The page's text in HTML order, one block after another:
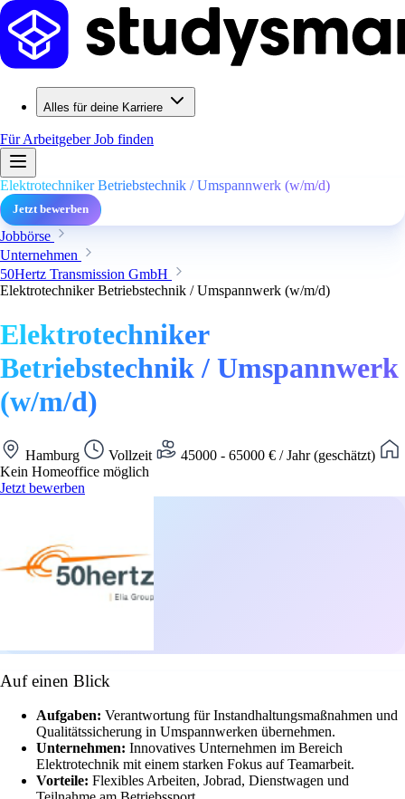
Alles für deine Karriere
Für ArbeitgeberJob finden
Elektrotechniker Betriebstechnik / Umspannwerk (w/m/d)
Jetzt bewerben
Jobbörse
Unternehmen
50Hertz Transmission GmbH
Elektrotechniker Betriebstechnik / Umspannwerk (w/m/d)
Elektrotechniker
Betriebstechnik / Umspannwerk
(w/m/d)
Hamburg Vollzeit
45000 - 65000 € / Jahr (geschätzt)
Kein Homeoffice möglich
Jetzt bewerben
Auf einen Blick
Aufgaben: Verantwortung für Instandhaltungsmaßnahmen und
Qualitätssicherung in Umspannwerken übernehmen.
Unternehmen: Innovatives Unternehmen im Bereich
Elektrotechnik mit einem starken Fokus auf Teamarbeit.
Vorteile: Flexibles Arbeiten, Jobrad, Dienstwagen und